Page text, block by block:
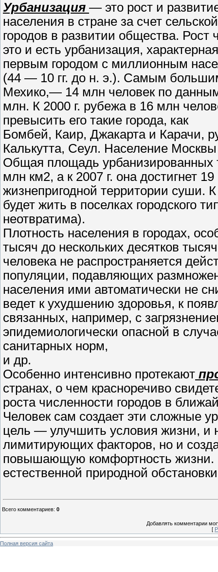
Урбанизация — это рост и
населения в стране за счет
городов в развитии общества.
это и есть урбанизация,
первым городом с миллионным
(44 — 10 гг. до н. э.). Самым
Мехико,— 14 млн человек по
млн. К 2000 г. рубежа в 16 млн
превысить его такие города, как
Бомбей, Каир, Джакарта и Карачи,
Калькутта, Сеул. Население
Общая площадь урбанизированных
млн км2, а к 2007 г. она достигнет
жизнепригодной территории суши.
будет жить в поселках городского
неотвратима).
Плотность населения в городах,
тысяч до нескольких десятков
человека не распространяется
популяции, подавляющих
населения ими автоматически не
ведет к ухудшению здоровья, к
связанных, например, с
эпидемиологически опасной в
санитарных норм,
и др.
Особенно интенсивно протекают
странах, о чем красноречиво
роста численности городов в
Человек сам создает эти сложные
цель — улучшить условия жизни, и
лимитирующих факторов, но и
повышающую комфортность жизни.
естественной природной
Всего комментариев: 0
Добавлять комментарии
[
Полная версия сайта